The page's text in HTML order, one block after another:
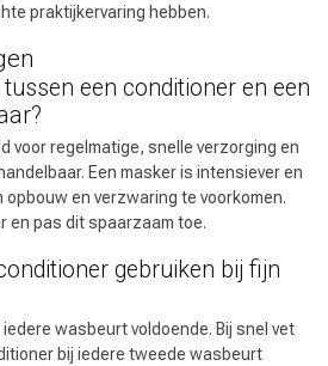
CombiDeals
praktijkervaring hebben.
een conditioner en een
voor regelmatige, snelle verzorging en
Een masker is intensiever en
opbouw en verzwaring te voorkomen.
en pas dit spaarzaam toe.
gebruiken bij fijn
wasbeurt voldoende. Bij snel vet
bij iedere tweede wasbeurt